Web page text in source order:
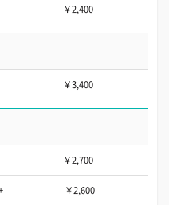
￥2,400
￥3,400
￥2,700
￥2,600